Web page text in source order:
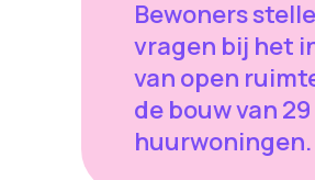
Bewoners
vragen bij het
van open
de bouw van
huurwoningen.